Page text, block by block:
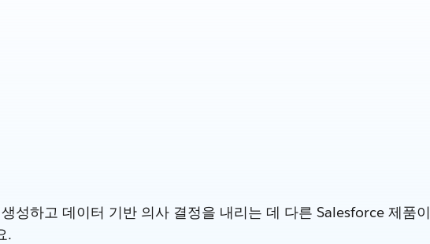
성하고 데이터 기반 의사 결정을 내리는 데 다른 Salesforce 제품이
.